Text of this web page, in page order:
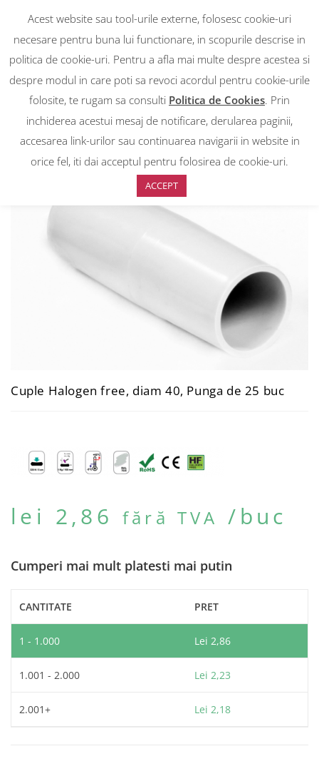
RON
EUR
0
Prima pagină >Magazin>Cuple Halogen free, diam 40, Punga de 25
Cuple Halogen free, diam 40, Punga de 25 buc
lei 2,86 fără TVA /buc
Cumperi mai mult platesti mai putin
CANTITATE PRET
1 - 1.000 Lei 2,86
1.001 - 2.000 Lei 2,23
2.001+ Lei 2,18
Acest website sau tool-urile externe, folosesc cookie-uri
necesare pentru buna lui functionare, in scopurile descrise in
politica de cookie-uri. Pentru a afla mai multe despre acestea si
despre modul in care poti sa revoci acordul pentru cookie-urile
folosite, te rugam sa consulti Politica de Cookies. Prin
inchiderea acestui mesaj de notificare, derularea paginii,
accesarea link-urilor sau continuarea navigarii in website in
orice fel, iti dai acceptul pentru folosirea de cookie-uri.
ACCEPT